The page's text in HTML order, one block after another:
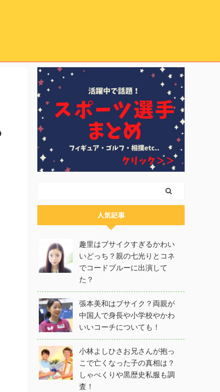
人気記事
趣里はブサイクすぎるかわい
いどっち？親の七光りとコネ
でコードブルーに出演して
た？
張本美和はブサイク？両親が
中国人で身長や小学校やかわ
いいコーチについても！
小林よしひさお兄さんが抱っ
こで亡くなった子の真相は？
しゃべくりや黒歴史私服も調
査！